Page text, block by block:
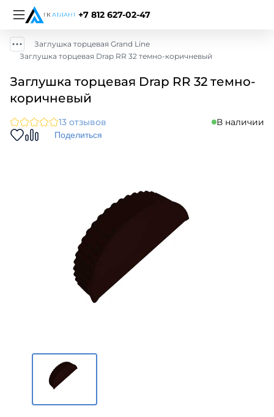
+7 812 627-02-47
Заглушка торцевая Grand Line
Заглушка торцевая Drap RR 32 темно-коричневый
Заглушка торцевая Drap RR 32 темно-
коричневый
13 отзывов В наличии
Поделиться